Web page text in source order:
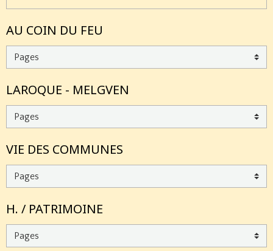
AU COIN DU FEU
LAROQUE - MELGVEN
VIE DES COMMUNES
H. / PATRIMOINE